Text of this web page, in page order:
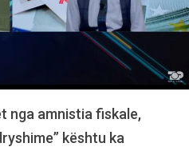
nga amnistia fiskale,
kështu ka